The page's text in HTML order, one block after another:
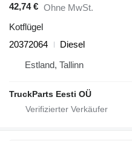
42,74 € Ohne MwSt.
Kotflügel
20372064
Diesel
Estland, Tallinn
TruckParts Eesti OÜ